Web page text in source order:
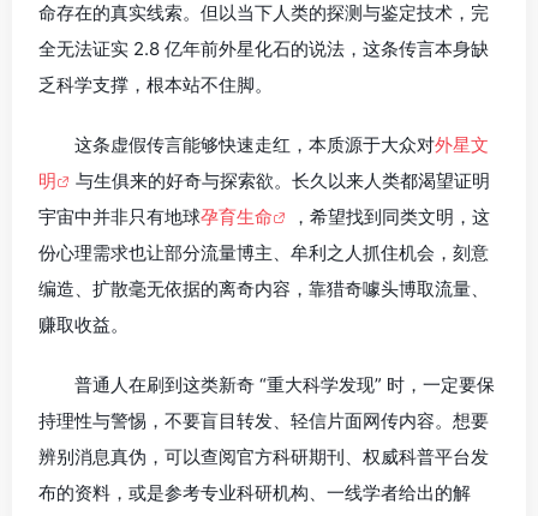
命存在的真实线索。但以当下人类的探测与鉴定技术，完
全无法证实 2.8 亿年前外星化石的说法，这条传言本身缺
乏科学支撑，根本站不住脚。
这条虚假传言能够快速走红，本质源于大众对外星文
明
与生俱来的好奇与探索欲。长久以来人类都渴望证明
宇宙中并非只有地球孕育生命
，希望找到同类文明，这
份心理需求也让部分流量博主、牟利之人抓住机会，刻意
编造、扩散毫无依据的离奇内容，靠猎奇噱头博取流量、
赚取收益。
普通人在刷到这类新奇 “重大科学发现” 时，一定要保
持理性与警惕，不要盲目转发、轻信片面网传内容。想要
辨别消息真伪，可以查阅官方科研期刊、权威科普平台发
布的资料，或是参考专业科研机构、一线学者给出的解